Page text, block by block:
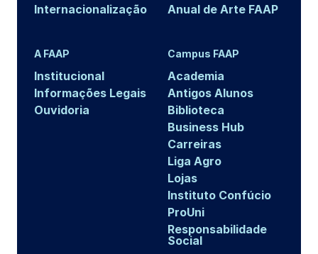
Internacionalização
Anual de Arte FAAP
A FAAP
Institucional
Informações Legais
Ouvidoria
Campus FAAP
Academia
Antigos Alunos
Biblioteca
Business Hub
Carreiras
Liga Agro
Lojas
Instituto Confúcio
ProUni
Responsabilidade
Social